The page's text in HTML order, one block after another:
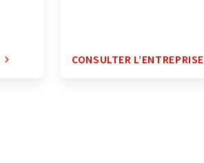
CONSULTER L’ENTREPRISE